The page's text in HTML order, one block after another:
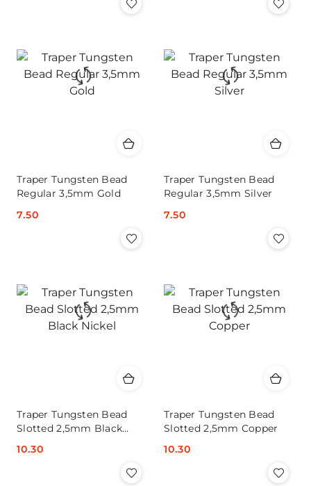
Traper Tungsten Bead
Regular 3,5mm Gold
Cena:
7.50
Traper Tungsten Bead
Regular 3,5mm Silver
Cena:
7.50
Traper Tungsten Bead
Slotted 2,5mm Black
Cena:
10.30
Traper Tungsten Bead
Slotted 2,5mm Copper
Cena:
10.30